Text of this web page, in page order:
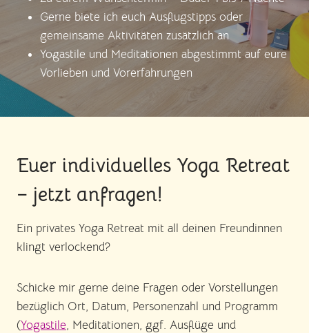
Gerne biete ich euch Ausflugstipps oder
gemeinsame Aktivitäten zusätzlich an
Yogastile und Meditationen abgestimmt auf eure
Vorlieben und Vorerfahrungen
Euer individuelles Yoga Retreat
– jetzt anfragen!
Ein privates Yoga Retreat mit all deinen Freundinnen
klingt verlockend?
Schicke mir gerne deine Fragen oder Vorstellungen
bezüglich Ort, Datum, Personenzahl und Programm
(Yogastile, Meditationen, ggf. Ausflüge und